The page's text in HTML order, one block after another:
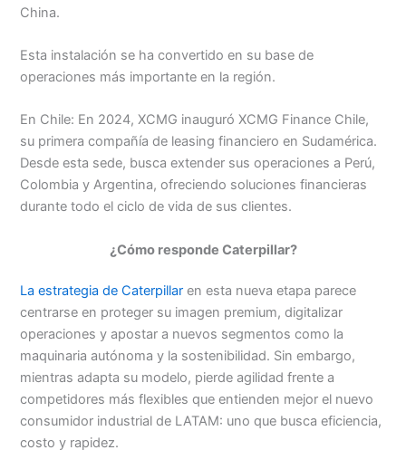
China.
Esta instalación se ha convertido en su base de
operaciones más importante en la región.
En Chile: En 2024, XCMG inauguró XCMG Finance Chile,
su primera compañía de leasing financiero en Sudamérica.
Desde esta sede, busca extender sus operaciones a Perú,
Colombia y Argentina, ofreciendo soluciones financieras
durante todo el ciclo de vida de sus clientes.
¿Cómo responde Caterpillar?
La estrategia de Caterpillar en esta nueva etapa parece
centrarse en proteger su imagen premium, digitalizar
operaciones y apostar a nuevos segmentos como la
maquinaria autónoma y la sostenibilidad. Sin embargo,
mientras adapta su modelo, pierde agilidad frente a
competidores más flexibles que entienden mejor el nuevo
consumidor industrial de LATAM: uno que busca eficiencia,
costo y rapidez.